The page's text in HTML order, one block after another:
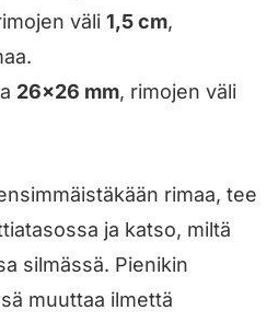
väli 1,5 cm,
26×26 mm, rimojen väli
rimaa, tee
ja katso, miltä
silmässä. Pienikin
muuttaa ilmettä